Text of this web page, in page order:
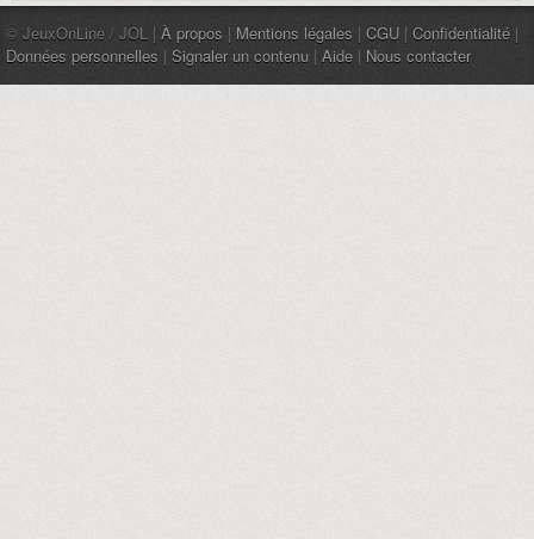
© JeuxOnLine / JOL | À propos | Mentions légales | CGU | Confidentialité |
Données personnelles | Signaler un contenu | Aide | Nous contacter